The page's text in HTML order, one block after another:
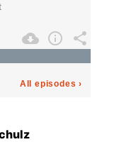
All episodes ›